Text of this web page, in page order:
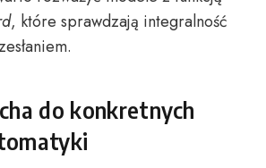
, które sprawdzają integralność
do konkretnych